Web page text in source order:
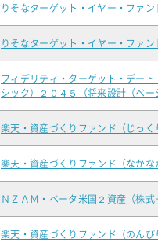
りそなターゲット・イヤー・ファン
りそなターゲット・イヤー・ファン
フィデリティ・ターゲット・デー
シック）２０４５（将来設計（ベー
楽天・資産づくりファンド（じっく
楽天・資産づくりファンド（なかな
ＮＺＡＭ・ベータ米国２資産（株式
楽天・資産づくりファンド（のんび